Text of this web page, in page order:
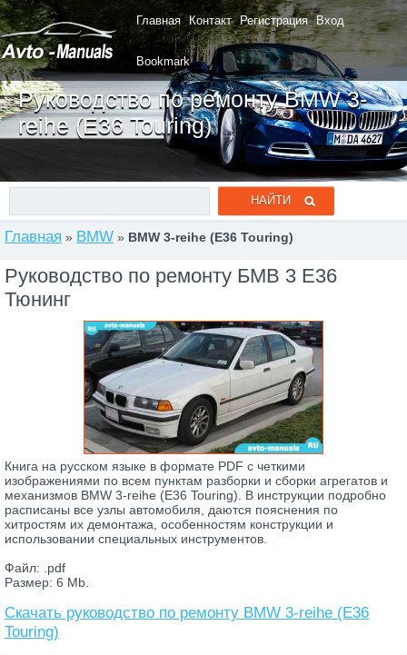
Главная Контакт Регистрация Вход
Bookmark
Руководство по ремонту BMW 3-
reihe (E36 Touring)
Главная » BMW » BMW 3-reihe (E36 Touring)
Руководство по ремонту БМВ 3 Е36
Тюнинг
Книга на русском языке в формате PDF с четкими
изображениями по всем пунктам разборки и сборки агрегатов и
механизмов BMW 3-reihe (E36 Touring). В инструкции подробно
расписаны все узлы автомобиля, даются пояснения по
хитростям их демонтажа, особенностям конструкции и
использовании специальных инструментов.
Файл: .pdf
Размер: 6 Mb.
Скачать руководство по ремонту BMW 3-reihe (E36
Touring)